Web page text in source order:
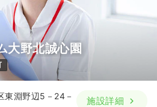
大野北誠心園
東淵野辺5－24－
施設詳細